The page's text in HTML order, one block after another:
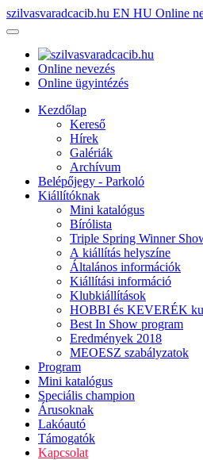
szilvasvaradcacib.hu EN HU Online
Online nevezés
Online ügyintézés
Kezdőlap
Kereső
Hírek
Galériák
Archívum
Belépőjegy - Parkoló
Kiállítóknak
Mini katalógus
Bírólista
Triple Spring Winner
A kiállítás helyszíne
Általános információk
Kiállítási információ
Klubkiállítások
HOBBI és KEVERÉK
Best In Show program
Eredmények 2018
MEOESZ szabályzatok
Program
Mini katalógus
Speciális champion
Árusoknak
Lakóautó
Támogatók
Kapcsolat